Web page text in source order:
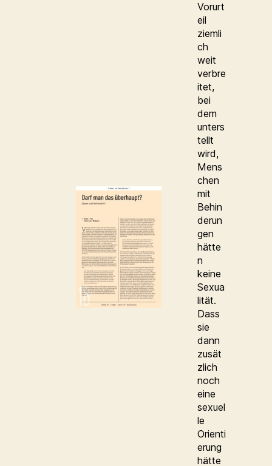
Vorurt
eil
ziemli
ch
weit
verbre
itet,
bei
dem
unters
tellt
wird,
Mens
chen
mit
Behin
derun
gen
hätte
n
keine
Sexua
lität.
Dass
sie
dann
zusät
zlich
noch
eine
sexuel
le
Orienti
erung
hätte